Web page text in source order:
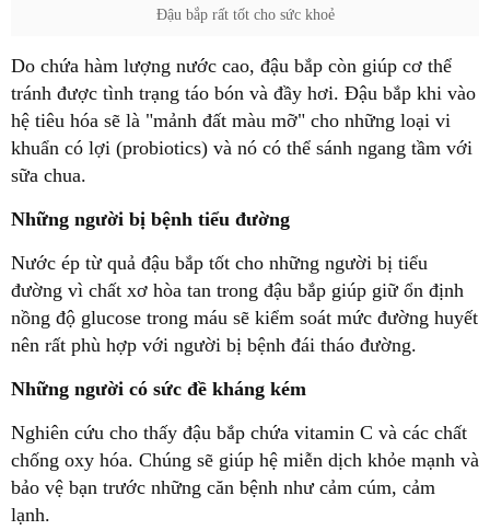
Đậu bắp rất tốt cho sức khoẻ
Do chứa hàm lượng nước cao, đậu bắp còn giúp cơ thể
tránh được tình trạng táo bón và đầy hơi. Đậu bắp khi vào
hệ tiêu hóa sẽ là "mảnh đất màu mỡ" cho những loại vi
khuẩn có lợi (probiotics) và nó có thể sánh ngang tầm với
sữa chua.
Những người bị bệnh tiểu đường
Nước ép từ quả đậu bắp tốt cho những người bị tiểu
đường vì chất xơ hòa tan trong đậu bắp giúp giữ ổn định
nồng độ glucose trong máu sẽ kiểm soát mức đường huyết
nên rất phù hợp với người bị bệnh đái tháo đường.
Những người có sức đề kháng kém
Nghiên cứu cho thấy đậu bắp chứa vitamin C và các chất
chống oxy hóa. Chúng sẽ giúp hệ miễn dịch khỏe mạnh và
bảo vệ bạn trước những căn bệnh như cảm cúm, cảm
lạnh.